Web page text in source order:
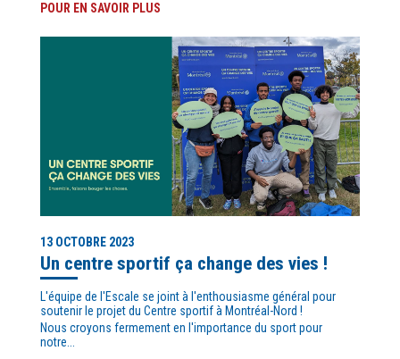
POUR EN SAVOIR PLUS
13 OCTOBRE 2023
Un centre sportif ça change des vies !
L'équipe de l'Escale se joint à l'enthousiasme général pour
soutenir le projet du Centre sportif à Montréal-Nord !
Nous croyons fermement en l'importance du sport pour
notre...